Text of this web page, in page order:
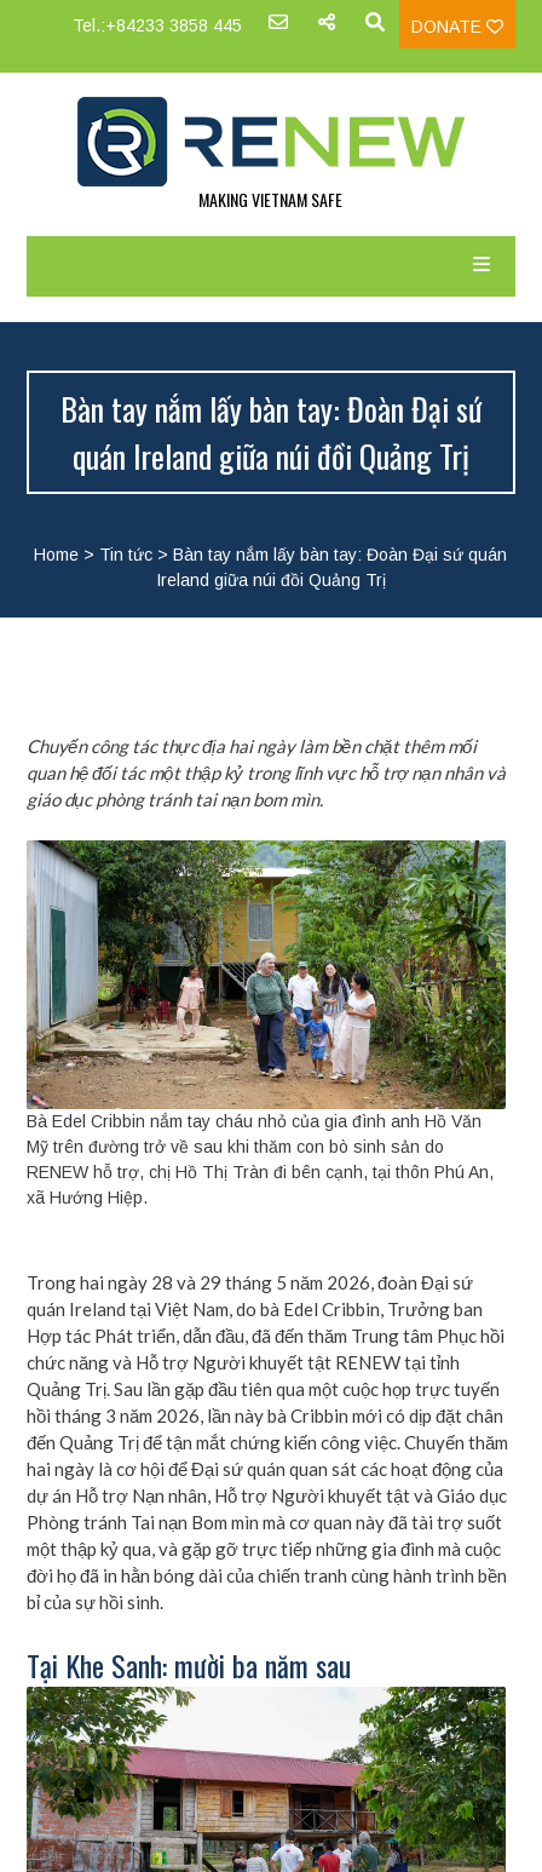
Tel.:+84233 3858 445 DONATE
MAKING VIETNAM SAFE
Bàn tay nắm lấy bàn tay: Đoàn Đại sứ
quán Ireland giữa núi đồi Quảng Trị
Home > Tin tức >Bàn tay nắm lấy bàn tay: Đoàn Đại sứ quán
Ireland giữa núi đồi Quảng Trị
Chuyến công tác thực địa hai ngày làm bền chặt thêm mối
quan hệ đối tác một thập kỷ trong lĩnh vực hỗ trợ nạn nhân và
giáo dục phòng tránh tai nạn bom mìn.
Bà Edel Cribbin nắm tay cháu nhỏ của gia đình anh Hồ Văn
Mỹ trên đường trở về sau khi thăm con bò sinh sản do
RENEW hỗ trợ, chị Hồ Thị Tràn đi bên cạnh, tại thôn Phú An,
xã Hướng Hiệp.
Trong hai ngày 28 và 29 tháng 5 năm 2026, đoàn Đại sứ
quán Ireland tại Việt Nam, do bà Edel Cribbin, Trưởng ban
Hợp tác Phát triển, dẫn đầu, đã đến thăm Trung tâm Phục hồi
chức năng và Hỗ trợ Người khuyết tật RENEW tại tỉnh
Quảng Trị. Sau lần gặp đầu tiên qua một cuộc họp trực tuyến
hồi tháng 3 năm 2026, lần này bà Cribbin mới có dịp đặt chân
đến Quảng Trị để tận mắt chứng kiến công việc. Chuyến thăm
hai ngày là cơ hội để Đại sứ quán quan sát các hoạt động của
dự án Hỗ trợ Nạn nhân, Hỗ trợ Người khuyết tật và Giáo dục
Phòng tránh Tai nạn Bom mìn mà cơ quan này đã tài trợ suốt
một thập kỷ qua, và gặp gỡ trực tiếp những gia đình mà cuộc
đời họ đã in hằn bóng dài của chiến tranh cùng hành trình bền
bỉ của sự hồi sinh.
Tại Khe Sanh: mười ba năm sau